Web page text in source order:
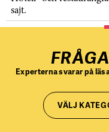
sajt.
Experterna svarar på
VÄLJ